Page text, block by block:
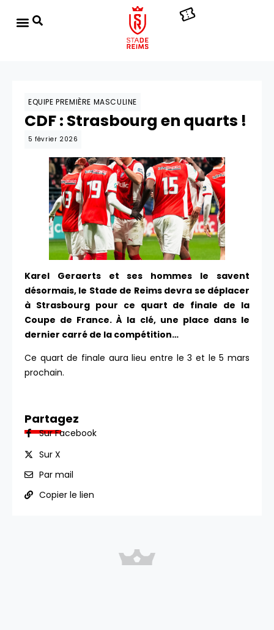
EQUIPE PREMIÈRE MASCULINE
CDF : Strasbourg en quarts !
5 février 2026
Karel Geraerts et ses hommes le savent
désormais, le Stade de Reims devra se déplacer
à Strasbourg pour ce quart de finale de la
Coupe de France. À la clé, une place dans le
dernier carré de la compétition…
Ce quart de finale aura lieu entre le 3 et le 5 mars
prochain.
Partagez
Sur Facebook
Sur X
Par mail
Copier le lien